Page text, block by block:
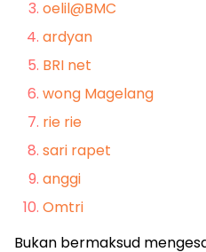
oelil@BMC
ardyan
BRI net
wong Magelang
rie rie
sari rapet
anggi
Omtri
Bukan bermaksud